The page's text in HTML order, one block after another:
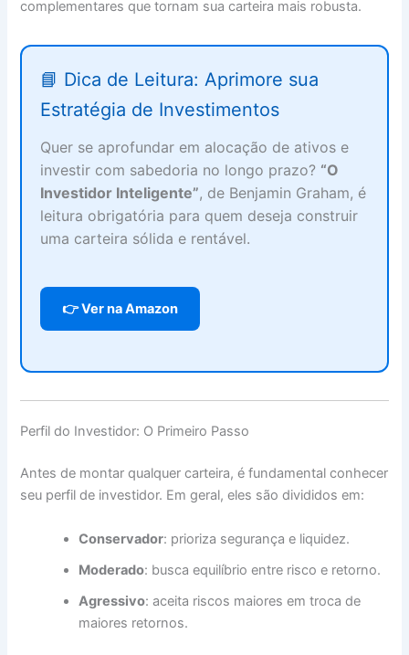
complementares que tornam sua carteira mais robusta.
📘 Dica de Leitura: Aprimore sua
Estratégia de Investimentos
Quer se aprofundar em alocação de ativos e
investir com sabedoria no longo prazo? “O
Investidor Inteligente”, de Benjamin Graham, é
leitura obrigatória para quem deseja construir
uma carteira sólida e rentável.
👉 Ver na Amazon
Perfil do Investidor: O Primeiro Passo
Antes de montar qualquer carteira, é fundamental conhecer
seu perfil de investidor. Em geral, eles são divididos em:
Conservador: prioriza segurança e liquidez.
Moderado: busca equilíbrio entre risco e retorno.
Agressivo: aceita riscos maiores em troca de
maiores retornos.